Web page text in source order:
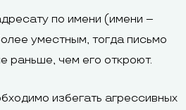
по имени (имени –
уместным, тогда письмо
раньше, чем его откроют.
избегать агрессивных